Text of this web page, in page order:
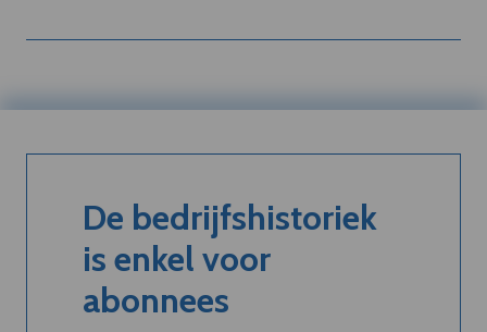
De bedrijfshistoriek
is enkel voor
abonnees